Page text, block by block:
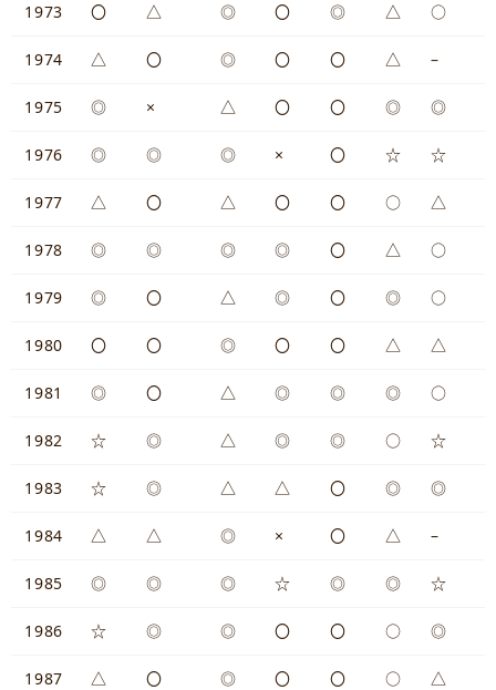
1973 〇 △ ◎ 〇 ◎ △ ○
1974 △ 〇 ◎ 〇 〇 △ –
1975 ◎ × △ 〇 〇 ◎ ◎
1976 ◎ ◎ ◎ × 〇 ☆ ☆
1977 △ 〇 △ 〇 〇 ○ △
1978 ◎ ◎ ◎ ◎ 〇 △ ○
1979 ◎ 〇 △ ◎ 〇 ◎ ○
1980 〇 〇 ◎ 〇 〇 △ △
1981 ◎ 〇 △ ◎ ◎ ◎ ○
1982 ☆ ◎ △ ◎ ◎ ○ ☆
1983 ☆ ◎ △ △ 〇 ◎ ◎
1984 △ △ ◎ × 〇 △ –
1985 ◎ ◎ ◎ ☆ ◎ ◎ ☆
1986 ☆ ◎ ◎ 〇 〇 ○ ◎
1987 △ 〇 ◎ 〇 〇 ○ △